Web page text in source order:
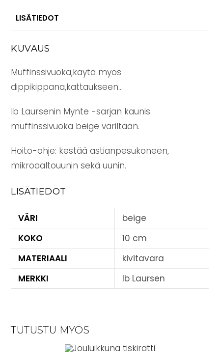
LISÄTIEDOT
KUVAUS
Muffinssivuoka,käytä myös
dippikippana,kattaukseen…
Ib Laursenin Mynte -sarjan kaunis
muffinssivuoka beige väriltään.
Hoito-ohje: kestää astianpesukoneen,
mikroaaltouunin sekä uunin.
LISÄTIEDOT
VÄRI
beige
KOKO
10 cm
MATERIAALI
kivitavara
MERKKI
Ib Laursen
TUTUSTU MYÖS